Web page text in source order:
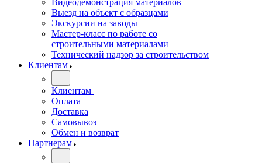
Видеодемонстрация материалов
Выезд на объект с образцами
Экскурсии на заводы
Мастер-класс по работе со
строительными материалами
Технический надзор за строительством
Клиентам
Клиентам
Оплата
Доставка
Самовывоз
Обмен и возврат
Партнерам